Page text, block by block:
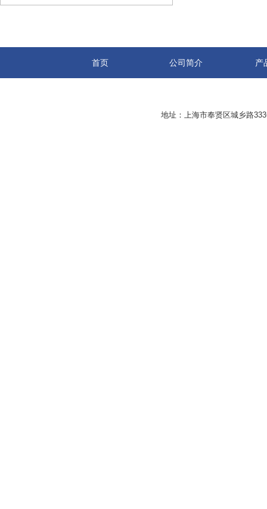
首页 公司简介 产
地址：上海市奉贤区城乡路